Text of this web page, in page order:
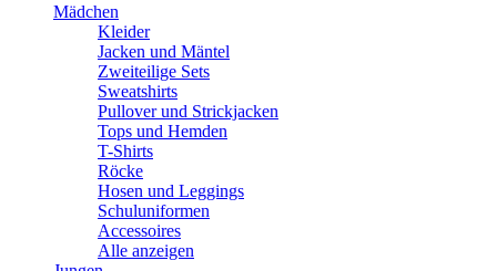
Mädchen
Kleider
Jacken und Mäntel
Zweiteilige Sets
Sweatshirts
Pullover und Strickjacken
Tops und Hemden
T-Shirts
Röcke
Hosen und Leggings
Schuluniformen
Accessoires
Alle anzeigen